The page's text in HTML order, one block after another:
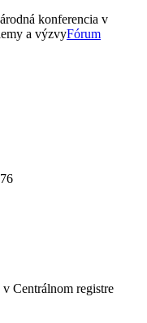
konferencia v
a výzvyFórum
Centrálnom registre